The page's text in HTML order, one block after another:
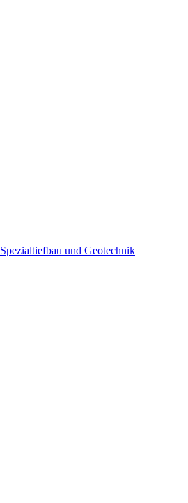
Spezialtiefbau und Geotechnik